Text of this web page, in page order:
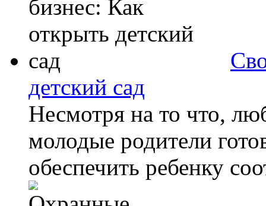
детский сад
Несмотря на то что,
молодые родители
обеспечить ребенку